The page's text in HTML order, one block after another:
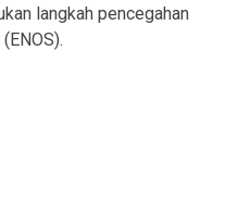
langkah pencegahan